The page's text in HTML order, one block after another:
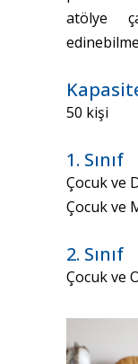
atölye
50 kişi
1. Sınıf
Çocuk ve
Çocuk ve
2. Sınıf
Çocuk ve